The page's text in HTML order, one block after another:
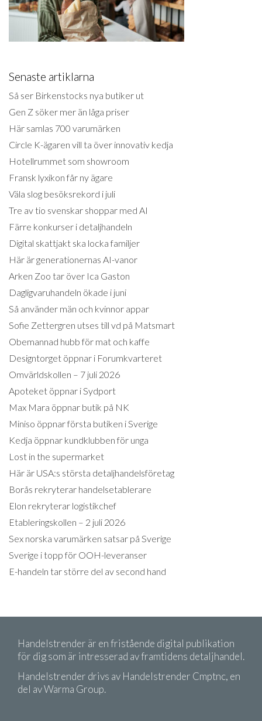
Senaste artiklarna
Så ser Birkenstocks nya butiker ut
Gen Z söker mer än låga priser
Här samlas 700 varumärken
Circle K-ägaren vill ta över innovativ kedja
Hotellrummet som showroom
Fransk lyxikon får ny ägare
Väla slog besöksrekord i juli
Tre av tio svenskar shoppar med AI
Färre konkurser i detaljhandeln
Digital skattjakt ska locka familjer
Här är generationernas AI-vanor
Arken Zoo tar över Ica Gaston
Dagligvaruhandeln ökade i juni
Så använder män och kvinnor appar
Sofie Zettergren utses till vd på Matsmart
Obemannad hubb för mat och kaffe
Designtorget öppnar i Forumkvarteret
Omvärldskollen – 7 juli 2026
Apoteket öppnar i Sydport
Max Mara öppnar butik på NK
Miniso öppnar första butiken i Sverige
Kedja öppnar kundklubben för unga
Lost in the supermarket
Här är USA:s största detaljhandelsföretag
Borås rekryterar handelsetablerare
Elon rekryterar logistikchef
Etableringskollen – 2 juli 2026
Sex norska varumärken satsar på Sverige
Sverige i topp för OOH-leveranser
E-handeln tar större del av second hand
Handelstrender är en fristående digital publikation
för dig som är intresserad av framtidens detaljhandel.
Handelstrender drivs av Handelstrender Cmptnc, en
del av Warma Group.